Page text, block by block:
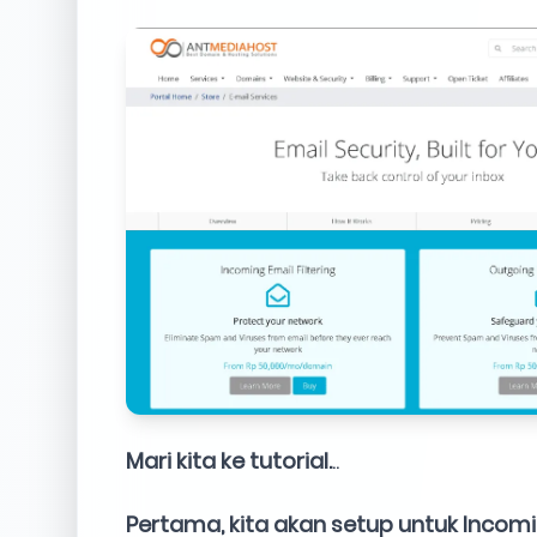
Mari kita ke tutorial...
Pertama, kita akan setup untuk